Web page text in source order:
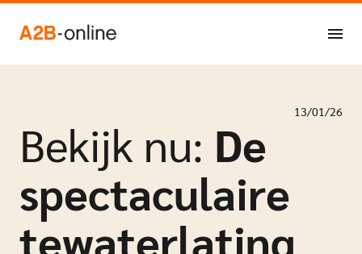
NL
EN
13/01/26
Bekijk nu: De
spectaculaire
tewaterlating